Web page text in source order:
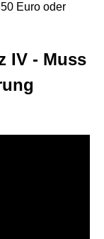
Euro oder
IV - Muss